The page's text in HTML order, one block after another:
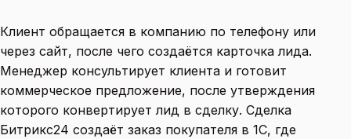
Клиент обращается в компанию по телефону или
через сайт, после чего создаётся карточка лида.
Менеджер консультирует клиента и готовит
коммерческое предложение, после утверждения
которого конвертирует лид в сделку. Сделка
Битрикс24 создаёт заказ покупателя в 1С, где